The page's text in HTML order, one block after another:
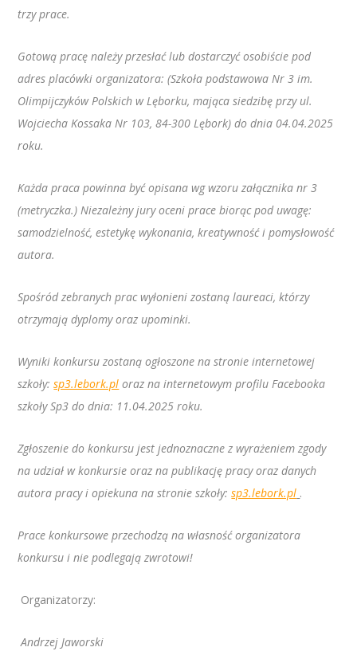
trzy prace.
Gotową pracę należy przesłać lub dostarczyć osobiście pod
adres placówki organizatora: (Szkoła podstawowa Nr 3 im.
Olimpijczyków Polskich w Lęborku, mająca siedzibę przy ul.
Wojciecha Kossaka Nr 103, 84-300 Lębork) do dnia 04.04.2025
roku.
Każda praca powinna być opisana wg wzoru załącznika nr 3
(metryczka.) Niezależny jury oceni prace biorąc pod uwagę:
samodzielność, estetykę wykonania, kreatywność i pomysłowość
autora.
Spośród zebranych prac wyłonieni zostaną laureaci, którzy
otrzymają dyplomy oraz upominki.
Wyniki konkursu zostaną ogłoszone na stronie internetowej
szkoły:sp3.lebork.pl oraz na internetowym profilu Facebooka
szkoły Sp3 do dnia: 11.04.2025 roku.
Zgłoszenie do konkursu jest jednoznaczne z wyrażeniem zgody
na udział w konkursie oraz na publikację pracy oraz danych
autora pracy i opiekuna na stronie szkoły:sp3.lebork.pl .
Prace konkursowe przechodzą na własność organizatora
konkursu i nie podlegają zwrotowi!
Organizatorzy:
Andrzej Jaworski